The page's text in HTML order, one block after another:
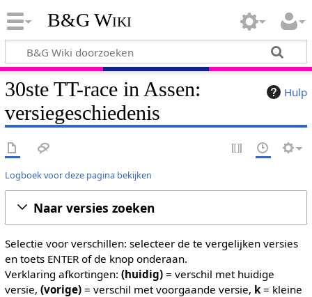
B&G Wiki
Hulp
30ste TT-race in Assen:
versiegeschiedenis
Logboek voor deze pagina bekijken
Naar versies zoeken
Selectie voor verschillen: selecteer de te vergelijken versies
en toets ENTER of de knop onderaan.
Verklaring afkortingen: (huidig)= verschil met huidige
versie, (vorige)= verschil met voorgaande versie, k= kleine